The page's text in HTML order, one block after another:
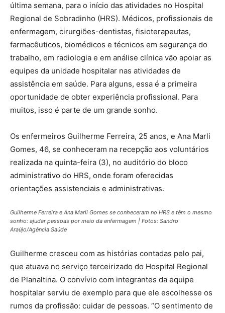
última semana, para o início das atividades no Hospital
Regional de Sobradinho (HRS). Médicos, profissionais de
enfermagem, cirurgiões-dentistas, fisioterapeutas,
farmacêuticos, biomédicos e técnicos em segurança do
trabalho, em radiologia e em análise clínica vão apoiar as
equipes da unidade hospitalar nas atividades de
assistência em saúde. Para alguns, essa é a primeira
oportunidade de obter experiência profissional. Para
muitos, isso é parte de um grande sonho.
Os enfermeiros Guilherme Ferreira, 25 anos, e Ana Marli
Gomes, 46, se conheceram na recepção aos voluntários
realizada na quinta-feira (3), no auditório do bloco
administrativo do HRS, onde foram oferecidas
orientações assistenciais e administrativas.
Guilherme Ferreira e Ana Marli Gomes se conheceram no HRS e têm o mesmo
sonho: ajudar pessoas por meio da enfermagem | Fotos: Sandro
Araújo/Agência Saúde
Guilherme cresceu com as histórias contadas pelo pai,
que atuava no serviço terceirizado do Hospital Regional
de Planaltina. O convívio com integrantes da equipe
hospitalar serviu de exemplo para que ele escolhesse os
rumos da profissão: cuidar de pessoas. “O sentimento de